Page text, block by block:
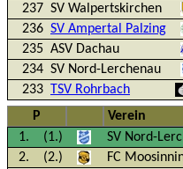
237 SV Walpertskirchen
236 SV Ampertal Palzing
235 ASV Dachau
234 SV Nord-Lerchenau
233 TSV Rohrbach
P
Verein
1.
(1.) SV Nord-
2.
(2.) FC